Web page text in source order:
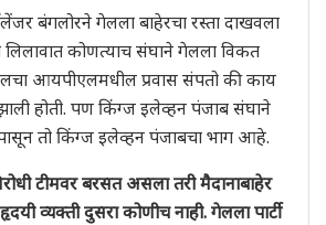
बंगलोरने गेलला बाहेरचा रस्ता दाखवला
कोणत्याच संघाने गेलला विकत
आयपीएलमधील प्रवास संपतो की काय
होती. पण किंग्ज इलेव्हन पंजाब संघाने
तो किंग्ज इलेव्हन पंजाबचा भाग आहे.
टीमवर बरसत असला तरी मैदानाबाहेर
व्यक्ती दुसरा कोणीच नाही. गेलला पार्टी